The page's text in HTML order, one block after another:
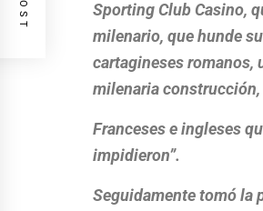
Sporting Club Casino,
milenario, que hunde
cartagineses romanos,
milenaria construcción,
Franceses e ingleses
impidieron”.
Seguidamente tomó la